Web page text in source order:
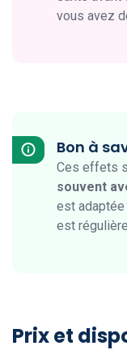
vous avez
Bon à
Ces effets
souvent
est
est
Prix et